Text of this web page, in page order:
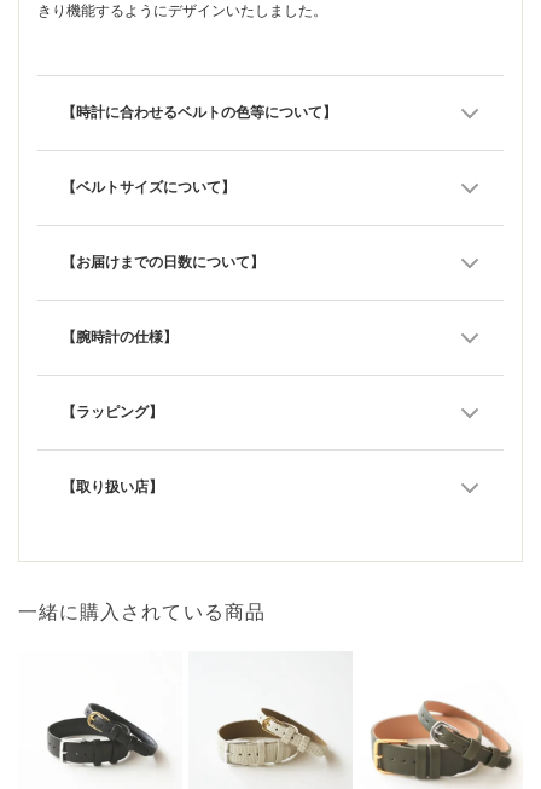
きり機能するようにデザインいたしました。
【時計に合わせるベルトの色等について】
【ベルトサイズについて】
【お届けまでの日数について】
【腕時計の仕様】
【ラッピング】
【取り扱い店】
一緒に購入されている商品